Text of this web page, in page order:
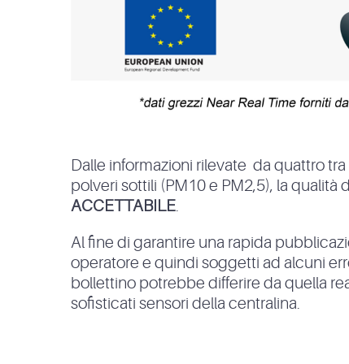
Dalle informazioni rilevate da quattro
polveri sottili (PM10 e PM2,5), la qualità
ACCETTABILE.
Al fine di garantire una rapida
operatore e quindi soggetti ad alcuni
bollettino potrebbe differire da quella
sofisticati sensori della centralina.